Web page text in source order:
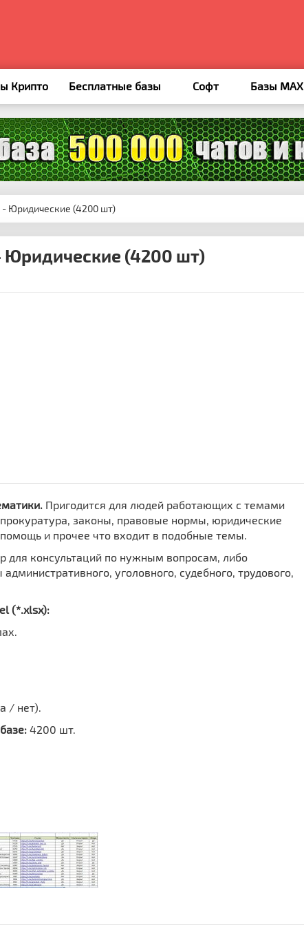
Крипто Бесплатные базы Софт Базы MAX
- Юридические (4200 шт)
Юридические (4200 шт)
Пригодится для людей работающих с темами
законы, правовые нормы, юридические
и прочее что входит в подобные темы.
для консультаций по нужным вопросам, либо
уголовного, судебного, трудового,
(*.xlsx):
/ нет).
4200 шт.